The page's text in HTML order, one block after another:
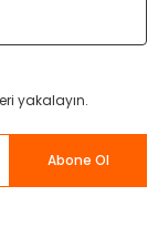
yakalayın.
Abone Ol